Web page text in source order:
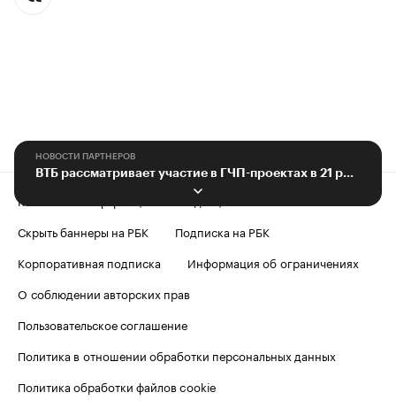
НОВОСТИ ПАРТНЕРОВ
ВТБ рассматривает участие в ГЧП-проектах в 21 российском регионе
Контактная информация
Скрыть баннеры на РБК
Подписка на РБК
Корпоративная подписка
Информация об ограничениях
О соблюдении авторских прав
Пользовательское соглашение
Политика в отношении обработки персональных данных
Политика обработки файлов cookie